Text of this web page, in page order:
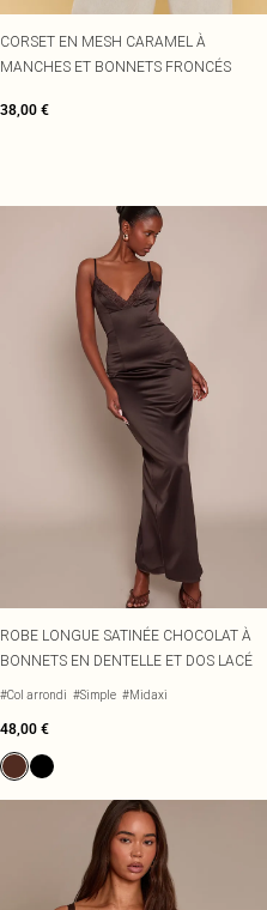
CORSET EN MESH CARAMEL À
MANCHES ET BONNETS FRONCÉS
38,00 €
ROBE LONGUE SATINÉE CHOCOLAT À
BONNETS EN DENTELLE ET DOS LACÉ
#Col arrondi #Simple #Midaxi
48,00 €